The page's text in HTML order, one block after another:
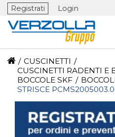
Registrati Login
/ CUSCINETTI /
CUSCINETTI RADENTI E
BOCCOLE SKF /
STRISCE